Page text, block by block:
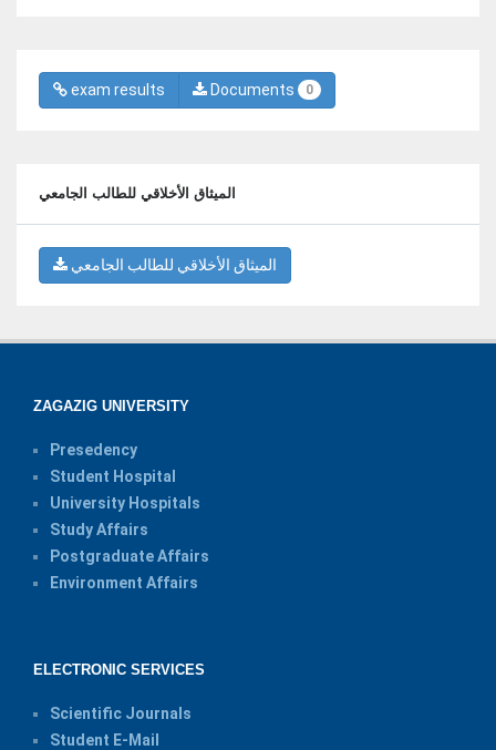
exam results Documents 0
الميثاق الأخلاقي للطالب الجامعي
الميثاق الأخلاقي للطالب الجامعي
ZAGAZIG UNIVERSITY
Presedency
Student Hospital
University Hospitals
Study Affairs
Postgraduate Affairs
Environment Affairs
ELECTRONIC SERVICES
Scientific Journals
Student E-Mail